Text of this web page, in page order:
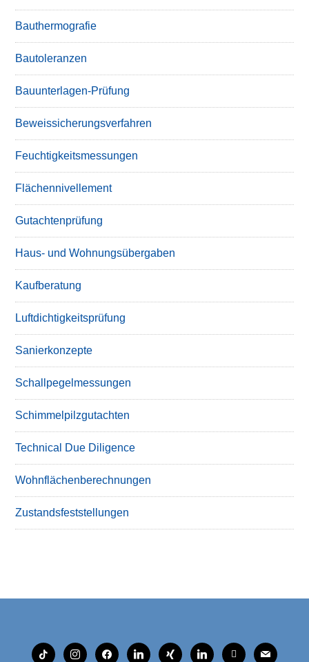
Bauthermografie
Bautoleranzen
Bauunterlagen-Prüfung
Beweissicherungsverfahren
Feuchtigkeitsmessungen
Flächennivellement
Gutachtenprüfung
Haus- und Wohnungsübergaben
Kaufberatung
Luftdichtigkeitsprüfung
Sanierkonzepte
Schallpegelmessungen
Schimmelpilzgutachten
Technical Due Diligence
Wohnflächenberechnungen
Zustandsfeststellungen
tiktok instagramfacebooklinkedinxing linkedinmobilemail